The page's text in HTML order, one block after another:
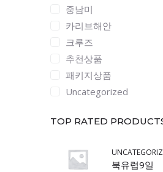
중남미
카리브해안
크루즈
추천상품
패키지상품
Uncategorized
TOP RATED
북유럽9일